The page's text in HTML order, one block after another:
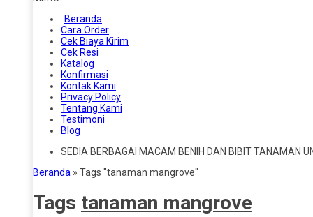
Beranda
Cara Order
Cek Biaya Kirim
Cek Resi
Katalog
Konfirmasi
Kontak Kami
Privacy Policy
Tentang Kami
Testimoni
Blog
SEDIA BERBAGAI MACAM BENIH DAN BIBIT TANAMAN
Beranda » Tags "tanaman mangrove"
Tags tanaman mangrove